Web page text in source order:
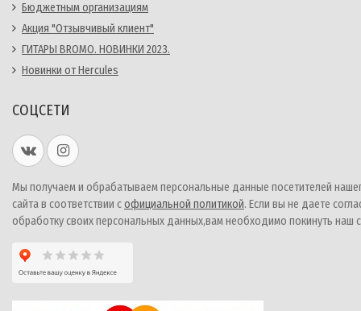
Бюджетным организациям
Акция "Отзывчивый клиент"
ГИТАРЫ BROMO. НОВИНКИ 2023.
Новинки от Hercules
СОЦСЕТИ
Мы получаем и обрабатываем персональные данные посетителей
сайта в соответствии софициальной политикой. Если вы не даете
обработку своих персональных данных,вам необходимо покинуть наш